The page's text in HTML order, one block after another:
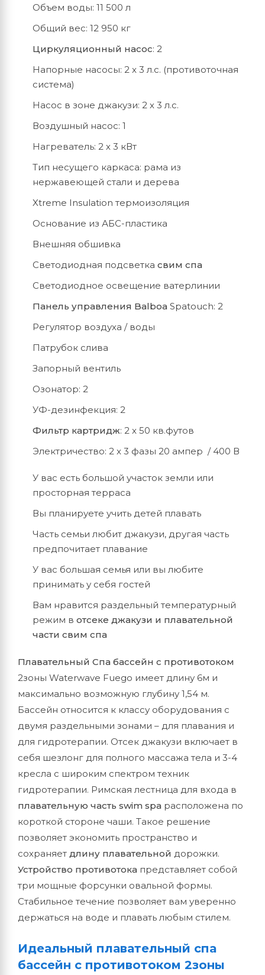
Объем воды: 11 500 л
Общий вес: 12 950 кг
Циркуляционный насос: 2
Напорные насосы: 2 x 3 л.с. (противоточная
система)
Насос в зоне джакузи: 2 х 3 л.с.
Воздушный насос: 1
Нагреватель: 2 х 3 кВт
Тип несущего каркаса: рама из
нержавеющей стали и дерева
Xtreme Insulation термоизоляция
Основание из АБС-пластика
Внешняя обшивка
Светодиодная подсветка свим спа
Светодиодное освещение ватерлинии
Панель управления Balboa Spatouch: 2
Регулятор воздуха / воды
Патрубок слива
Запорный вентиль
Озонатор: 2
УФ-дезинфекция: 2
Фильтр картридж: 2 x 50 кв.футов
Электричество: 2 x 3 фазы 20 ампер / 400 В
У вас есть большой участок земли или
просторная терраса
Вы планируете учить детей плавать
Часть семьи любит джакузи, другая часть
предпочитает плавание
У вас большая семья или вы любите
принимать у себя гостей
Вам нравится раздельный температурный
режим в отсеке джакузи и плавательной
части свим спа
Плавательный Спа бассейн с противотоком
2зоны Waterwave Fuego имеет длину 6м и
максимально возможную глубину 1,54 м.
Бассейн относится к классу оборудования с
двумя раздельными зонами – для плавания и
для гидротерапии. Отсек джакузи включает в
себя шезлонг для полного массажа тела и 3-4
кресла с широким спектром техник
гидротерапии. Римская лестница для входа в
плавательную часть swim spa расположена по
короткой стороне чаши. Такое решение
позволяет экономить пространство и
сохраняет длину плавательной дорожки.
Устройство противотока представляет собой
три мощные форсунки овальной формы.
Стабильное течение позволяет вам уверенно
держаться на воде и плавать любым стилем.
Идеальный плавательный спа
бассейн с противотоком 2зоны